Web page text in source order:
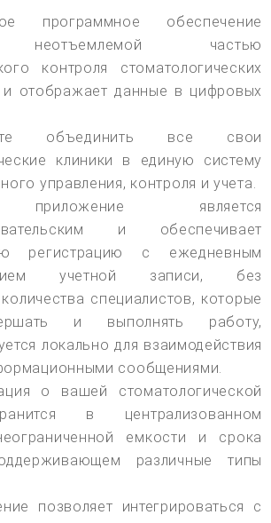
программное обеспечение
неотъемлемой частью
контроля стоматологических
и отображает данные в цифровых
объединить все свои
клиники в единую систему
управления, контроля и учета.
является
и обеспечивает
регистрацию с ежедневным
учетной записи, без
специалистов, которые
и выполнять работу,
локально для взаимодействия
сообщениями.
о вашей стоматологической
в централизованном
емкости и срока
различные типы
позволяет интегрироваться с